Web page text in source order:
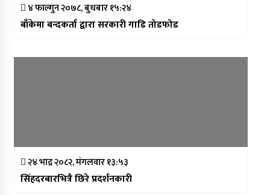
४ फाल्गुन २०७८, बुधबार १५:२४
बाँकेमा बन्दकर्ता द्वारा सरकारी गाडि तोडफोड
२४ भाद्र २०८२, मंगलवार १३:५३
सिंहदरबारभित्रै छिरे प्रदर्शनकारी